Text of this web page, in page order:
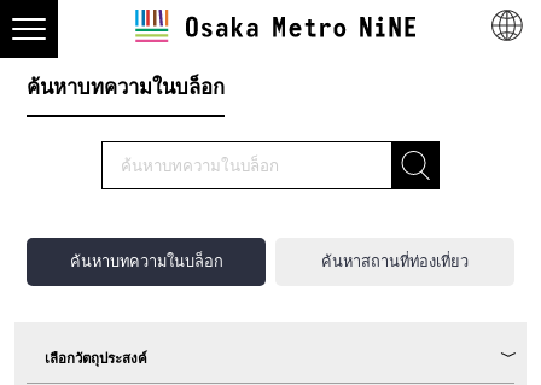
ค้นหาบทความในบล็อก
ค้นหาบทความในบล็อก ค้นหาสถานที่ท่องเที่ยว
เลือกวัตถุประสงค์